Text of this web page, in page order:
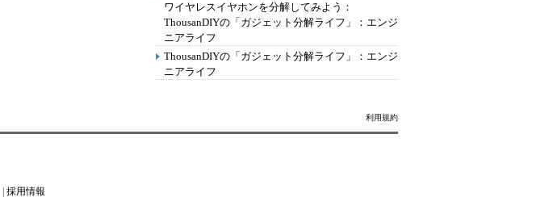
ワイヤレスイヤホンを分解してみよう：
ThousanDIYの「ガジェット分解ライフ」：エンジ
ニアライフ
ThousanDIYの「ガジェット分解ライフ」：エンジ
ニアライフ
利用規約
採用情報